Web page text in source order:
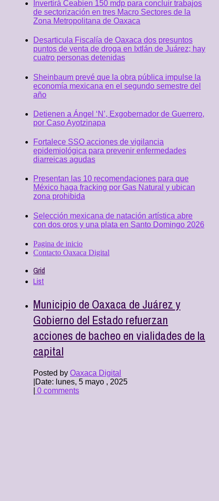
Invertirá Ceabien 150 mdp para concluir trabajos
de sectorización en tres Macro Sectores de la
Zona Metropolitana de Oaxaca
Desarticula Fiscalía de Oaxaca dos presuntos
puntos de venta de droga en Ixtlán de Juárez; hay
cuatro personas detenidas
Sheinbaum prevé que la obra pública impulse la
economía mexicana en el segundo semestre del
año
Detienen a Ángel ‘N’, Exgobernador de Guerrero,
por Caso Ayotzinapa
Fortalece SSO acciones de vigilancia
epidemiológica para prevenir enfermedades
diarreicas agudas
Presentan las 10 recomendaciones para que
México haga fracking por Gas Natural y ubican
zona prohibida
Selección mexicana de natación artística abre
con dos oros y una plata en Santo Domingo 2026
Pagina de inicio
Contacto Oaxaca Digital
Grid
List
Municipio de Oaxaca de Juárez y
Gobierno del Estado refuerzan
acciones de bacheo en vialidades de la
capital
Posted by Oaxaca Digital
Date: lunes, 5 mayo , 2025
0 comments